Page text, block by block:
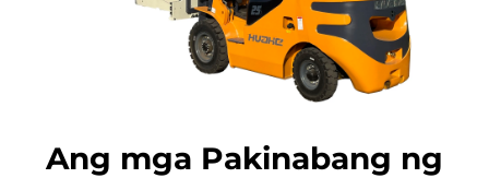
Ang mga Pakinabang ng